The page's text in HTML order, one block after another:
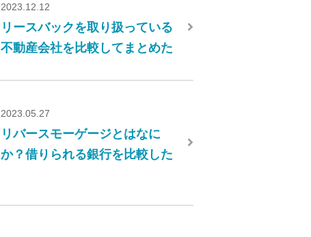
2023.12.12
リースバックを取り扱っている
不動産会社を比較してまとめた
2023.05.27
リバースモーゲージとはなに
か？借りられる銀行を比較した